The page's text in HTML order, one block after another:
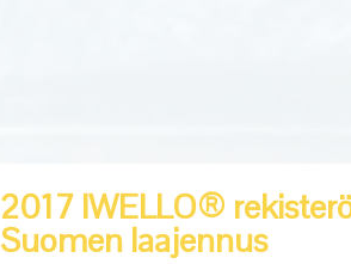
2017 IWELLO®
Suomen laajennus